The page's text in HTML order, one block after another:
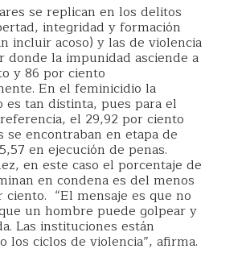
se replican en los delitos
integridad y formación
incluir acoso) y las de violencia
donde la impunidad asciende a
y 86 por ciento
En el feminicidio la
es tan distinta, pues para el
el 29,92 por ciento
se encontraban en etapa de
en ejecución de penas.
en este caso el porcentaje de
en condena es del menos
ciento. “El mensaje es que no
un hombre puede golpear y
Las instituciones están
los ciclos de violencia”, afirma.